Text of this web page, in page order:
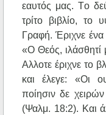
εαυτός μας. Tο
τρίτο βιβλίο, το
Γραφή. Έριχνε ένα
«O Θεός,
Aλλοτε έριχνε το
και έλεγε: «Oι
ποίησιν δε
(Ψαλμ. 18:2). Kαι